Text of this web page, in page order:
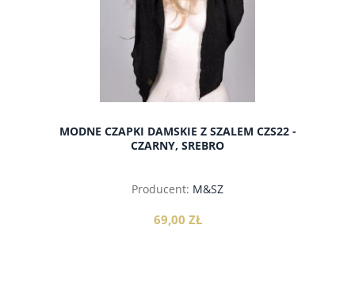
MODNE CZAPKI DAMSKIE Z SZALEM CZS22 -
CZARNY, SREBRO
Producent: M&SZ
69,00 ZŁ